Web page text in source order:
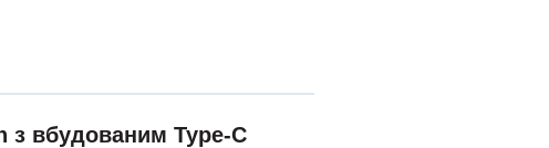
з вбудованим Type-C